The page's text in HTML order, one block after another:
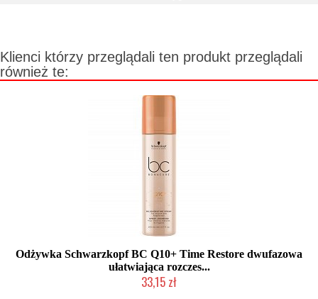
Klienci którzy przeglądali ten produkt przeglądali
również te:
Odżywka Schwarzkopf BC Q10+ Time Restore dwufazowa
ułatwiająca rozczes...
33,15 zł